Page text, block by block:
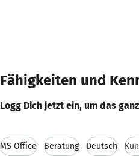
Fähigkeiten und
Logg Dich jetzt ein, um das
MS Office Beratung Deutsch